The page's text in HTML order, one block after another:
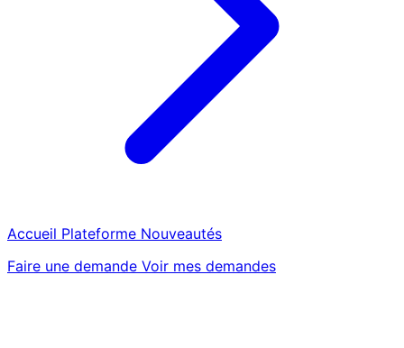
Accueil Plateforme Nouveautés
Faire une demande Voir mes demandes